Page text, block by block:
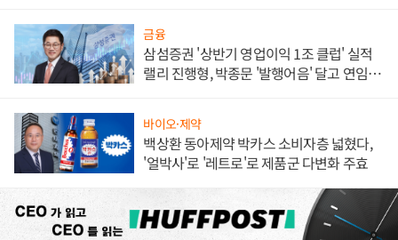
금융
삼섬증권 '상반기 영업이익 1조 클럽' 실적
랠리 진행형, 박종문 '발행어음' 달고 연임 향
바이오·제약
백상환 동아제약 박카스 소비자층 넓혔다,
'얼박사'로 '레트로'로 제품군 다변화 주효